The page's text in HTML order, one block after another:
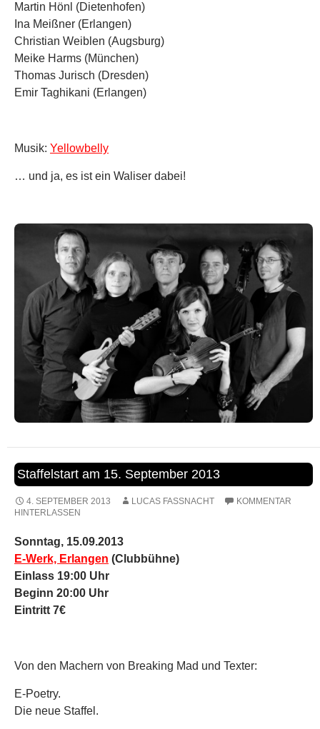
Martin Hönl (Dietenhofen)
Ina Meißner (Erlangen)
Christian Weiblen (Augsburg)
Meike Harms (München)
Thomas Jurisch (Dresden)
Emir Taghikani (Erlangen)
Musik: Yellowbelly
… und ja, es ist ein Waliser dabei!
Staffelstart am 15. September 2013
4. SEPTEMBER 2013 LUCAS FASSNACHT
KOMMENTAR
HINTERLASSEN
Sonntag, 15.09.2013
E-Werk, Erlangen (Clubbühne)
Einlass 19:00 Uhr
Beginn 20:00 Uhr
Eintritt 7€
Von den Machern von Breaking Mad und Texter:
E-Poetry.
Die neue Staffel.